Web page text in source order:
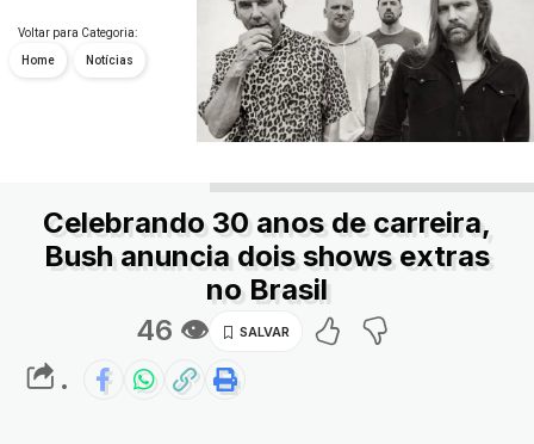
Voltar para Categoria:
Home Notícias
Celebrando 30 anos de carreira,
Bush anuncia dois shows extras
no Brasil
46 👁
.